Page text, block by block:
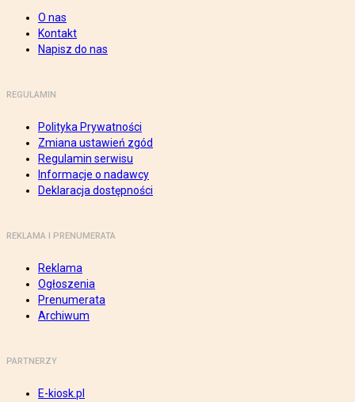
O nas
Kontakt
Napisz do nas
REGULAMIN
Polityka Prywatności
Zmiana ustawień zgód
Regulamin serwisu
Informacje o nadawcy
Deklaracja dostępności
REKLAMA I PRENUMERATA
Reklama
Ogłoszenia
Prenumerata
Archiwum
PARTNERZY
E-kiosk.pl